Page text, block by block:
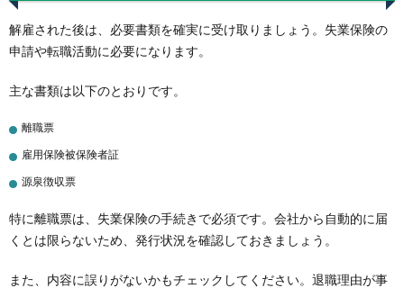
解雇された後は、必要書類を確実に受け取りましょう。失業保険の
申請や転職活動に必要になります。
主な書類は以下のとおりです。
離職票
雇用保険被保険者証
源泉徴収票
特に離職票は、失業保険の手続きで必須です。会社から自動的に届
くとは限らないため、発行状況を確認しておきましょう。
また、内容に誤りがないかもチェックしてください。退職理由が事